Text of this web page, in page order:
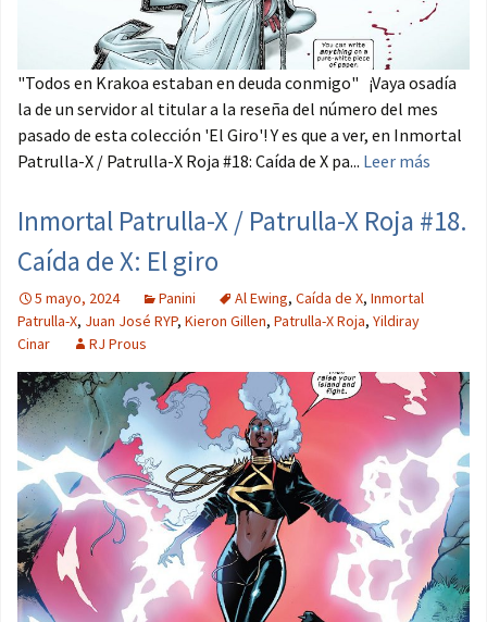
"Todos en Krakoa estaban en deuda conmigo" ¡Vaya osadía
la de un servidor al titular a la reseña del número del mes
pasado de esta colección 'El Giro'! Y es que a ver, en Inmortal
Patrulla-X / Patrulla-X Roja #18: Caída de X pa... Leer más
Inmortal Patrulla-X / Patrulla-X Roja #18.
Caída de X: El giro
5 mayo, 2024 Panini Al Ewing, Caída de X, Inmortal
Patrulla-X, Juan José RYP, Kieron Gillen, Patrulla-X Roja, Yildiray
Cinar
RJ Prous